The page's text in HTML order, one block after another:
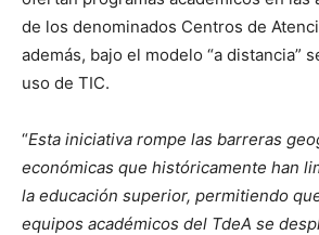
de los denominados Centros de
además, bajo el modelo “a distancia”
uso de TIC.
“Esta iniciativa rompe las barreras
económicas que históricamente han
la educación superior, permitiendo
equipos académicos del TdeA se